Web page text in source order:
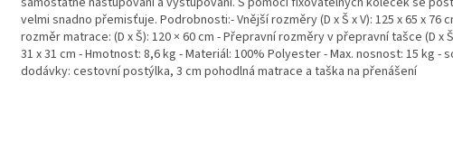
velmi snadno přemisťuje. Podrobnosti:- Vnější rozměry (D x Š x V): 125 x 65 x 76
rozměr matrace: (D x Š): 120 × 60 cm - Přepravní rozměry v přepravní tašce (D x Š
31 x 31 cm - Hmotnost: 8,6 kg - Materiál: 100% Polyester - Max. nosnost: 15 kg -
dodávky: cestovní postýlka, 3 cm pohodlná matrace a taška na přenášení